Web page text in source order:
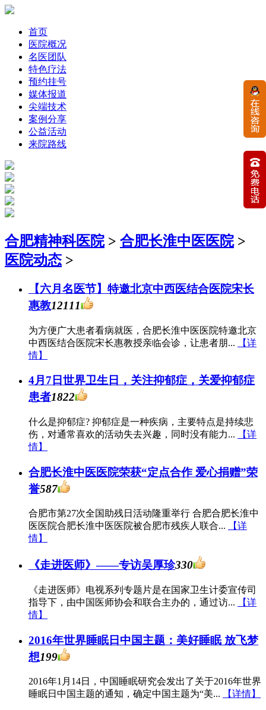
首页
医院概况
名医团队
特色疗法
预约挂号
媒体报道
尖端技术
案例分享
公益活动
来院路线
合肥精神科医院> 合肥长淮中医医院>
医院动态 >
【六月名医节】特邀北京中西医结合医院宋长
惠教12111
为方便广大患者看病就医，合肥长淮中医医院特邀北京
中西医结合医院宋长惠教授亲临会诊，让患者朋...
【详
情】
4月7日世界卫生日，关注抑郁症，关爱抑郁症
患者1822
什么是抑郁症? 抑郁症是一种疾病，主要特点是持续悲
伤，对通常喜欢的活动失去兴趣，同时没有能力...
【详
情】
合肥长淮中医医院荣获“定点合作 爱心捐赠”荣
誉587
合肥市第27次全国助残日活动隆重举行 合肥合肥长淮中
医医院合肥长淮中医医院被合肥市残疾人联合...
【详
情】
《走进医师》——专访吴厚珍330
《走进医师》电视系列专题片是在国家卫生计委宣传司
指导下，由中国医师协会和联合主办的，通过访...
【详
情】
2016年世界睡眠日中国主题：美好睡眠 放飞梦
想199
2016年1月14日，中国睡眠研究会发出了关于2016年世界
睡眠日中国主题的通知，确定中国主题为“美...
【详情】